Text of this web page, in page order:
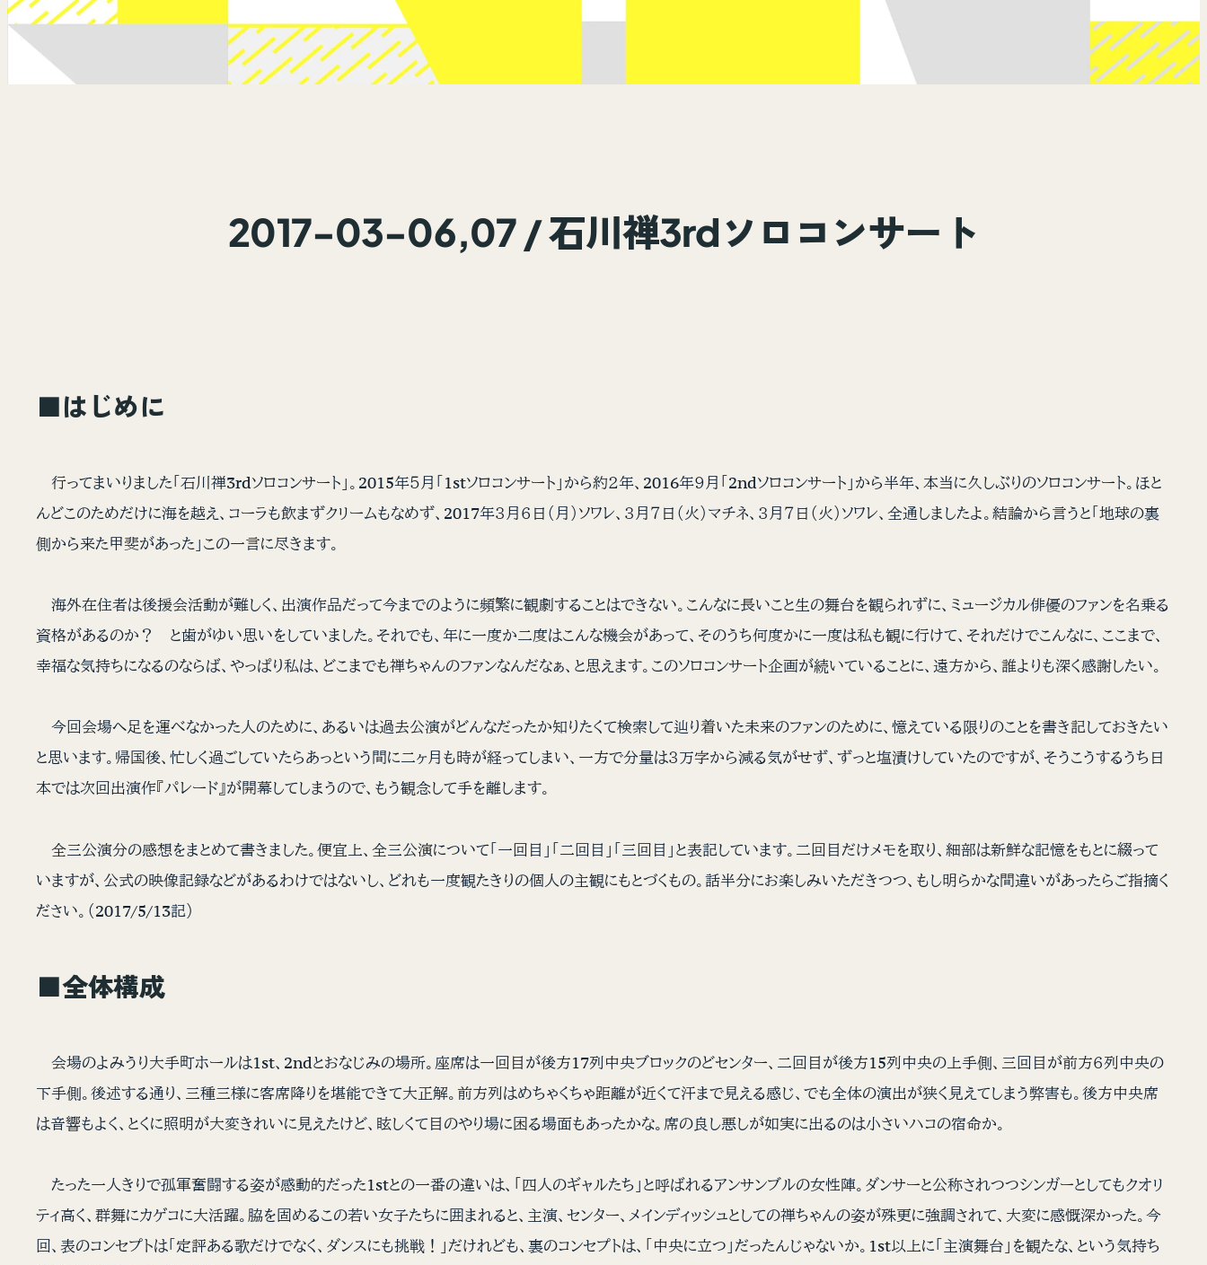
2017-03-06,07 / 石川禅3rdソロコンサート
■はじめに
行ってまいりました「石川禅3rdソロコンサート」。2015年５月「1stソロコンサート」から約２年、2016年９月「2ndソロコンサート」から半年、本当に久しぶりのソロコンサート。ほと
んどこのためだけに海を越え、コーラも飲まずクリームもなめず、2017年３月６日（月）ソワレ、３月７日（火）マチネ、３月７日（火）ソワレ、全通しましたよ。結論から言うと「地球の裏
側から来た甲斐があった」この一言に尽きます。
海外在住者は後援会活動が難しく、出演作品だって今までのように頻繁に観劇することはできない。こんなに長いこと生の舞台を観られずに、ミュージカル俳優のファンを名乗る
資格があるのか？ と歯がゆい思いをしていました。それでも、年に一度か二度はこんな機会があって、そのうち何度かに一度は私も観に行けて、それだけでこんなに、ここまで、
幸福な気持ちになるのならば、やっぱり私は、どこまでも禅ちゃんのファンなんだなぁ、と思えます。このソロコンサート企画が続いていることに、遠方から、誰よりも深く感謝したい。
今回会場へ足を運べなかった人のために、あるいは過去公演がどんなだったか知りたくて検索して辿り着いた未来のファンのために、憶えている限りのことを書き記しておきたい
と思います。帰国後、忙しく過ごしていたらあっという間に二ヶ月も時が経ってしまい、一方で分量は３万字から減る気がせず、ずっと塩漬けしていたのですが、そうこうするうち日
本では次回出演作『パレード』が開幕してしまうので、もう観念して手を離します。
全三公演分の感想をまとめて書きました。便宜上、全三公演について「一回目」「二回目」「三回目」と表記しています。二回目だけメモを取り、細部は新鮮な記憶をもとに綴って
いますが、公式の映像記録などがあるわけではないし、どれも一度観たきりの個人の主観にもとづくもの。話半分にお楽しみいただきつつ、もし明らかな間違いがあったらご指摘く
ださい。（2017/5/13記）
■全体構成
会場のよみうり大手町ホールは1st、2ndとおなじみの場所。座席は一回目が後方17列中央ブロックのどセンター、二回目が後方15列中央の上手側、三回目が前方６列中央の
下手側。後述する通り、三種三様に客席降りを堪能できて大正解。前方列はめちゃくちゃ距離が近くて汗まで見える感じ、でも全体の演出が狭く見えてしまう弊害も。後方中央席
は音響もよく、とくに照明が大変きれいに見えたけど、眩しくて目のやり場に困る場面もあったかな。席の良し悪しが如実に出るのは小さいハコの宿命か。
たった一人きりで孤軍奮闘する姿が感動的だった1stとの一番の違いは、「四人のギャルたち」と呼ばれるアンサンブルの女性陣。ダンサーと公称されつつシンガーとしてもクオリ
ティ高く、群舞にカゲコに大活躍。脇を固めるこの若い女子たちに囲まれると、主演、センター、メインディッシュとしての禅ちゃんの姿が殊更に強調されて、大変に感慨深かった。今
回、表のコンセプトは「定評ある歌だけでなく、ダンスにも挑戦！」だけれども、裏のコンセプトは、「中央に立つ」だったんじゃないか。1st以上に「主演舞台」を観たな、という気持ち